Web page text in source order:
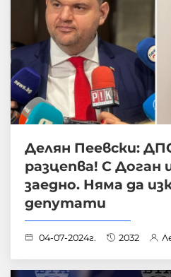
Делян Пеевски:
разцепва! С Доган
заедно. Няма да
депутати
04-07-2024г. 2032